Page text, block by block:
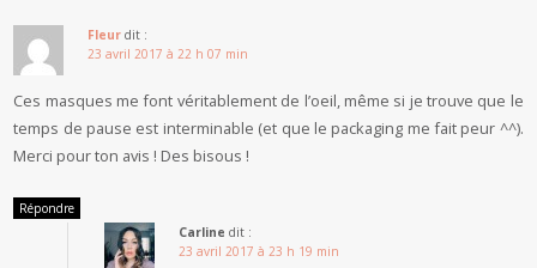
Fleur dit :
23 avril 2017 à 22 h 07 min
Ces masques me font véritablement de l’oeil, même si je trouve que le
temps de pause est interminable (et que le packaging me fait peur ^^).
Merci pour ton avis ! Des bisous !
Répondre
Carline dit :
23 avril 2017 à 23 h 19 min